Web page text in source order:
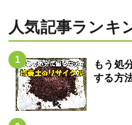
人気記事ランキ
もう処
する方